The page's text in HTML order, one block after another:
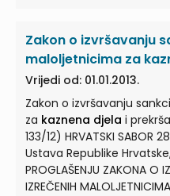
O ODGOVORNOSTI
I. ... PRETPOSTAVKE KAŽNJIVOSTI Temelj odgovornosti
pravnih osoba Članak 3.
zakazneno djelo
povređuje ...
Zakon o izvršavanju
maloljetnicima za
Vrijedi od: 01.01.2013.
Zakon o izvršavanju
za kaznena djela i
133/12) HRVATSKI SABOR
Ustava Republike Hrvatske,
PROGLAŠENJU ZAKONA O
IZREČENIH